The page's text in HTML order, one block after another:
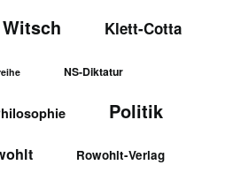
Klett-Cotta
NS-Diktatur
Politik
Rowohlt-Verlag